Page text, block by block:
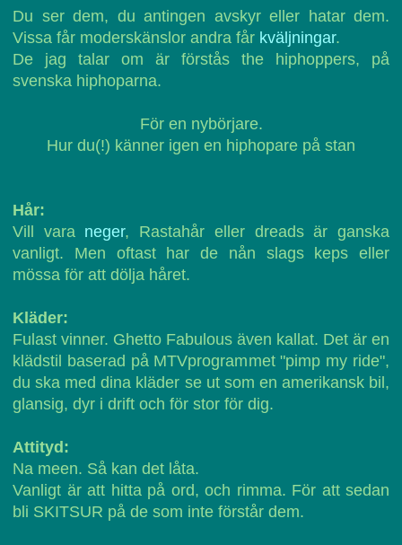
Du ser dem, du antingen avskyr eller hatar dem.
Vissa får moderskänslor andra får kväljningar.
De jag talar om är förstås the hiphoppers, på
svenska hiphoparna.
För en nybörjare.
Hur du(!) känner igen en hiphopare på stan
Hår:
Vill vara neger, Rastahår eller dreads är ganska
vanligt. Men oftast har de nån slags keps eller
mössa för att dölja håret.
Kläder:
Fulast vinner. Ghetto Fabulous även kallat. Det är en
klädstil baserad på MTVprogrammet "pimp my ride",
du ska med dina kläder se ut som en amerikansk bil,
glansig, dyr i drift och för stor för dig.
Attityd:
Na meen. Så kan det låta.
Vanligt är att hitta på ord, och rimma. För att sedan
bli SKITSUR på de som inte förstår dem.